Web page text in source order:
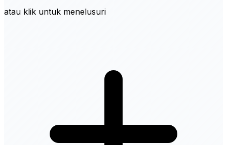
atau klik untuk menelusuri